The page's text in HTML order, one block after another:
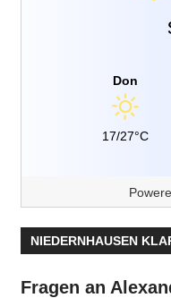
Don
17/27°C
NIEDERNHAUSEN
Fragen an